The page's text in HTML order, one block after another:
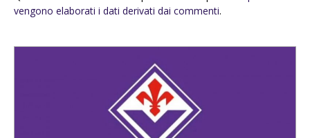
vengono elaborati i dati derivati dai commenti.